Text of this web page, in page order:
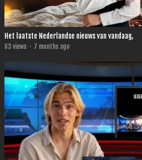
Het laatste Nederlandse nieuws van vandaag,
63 views · 7 months ago